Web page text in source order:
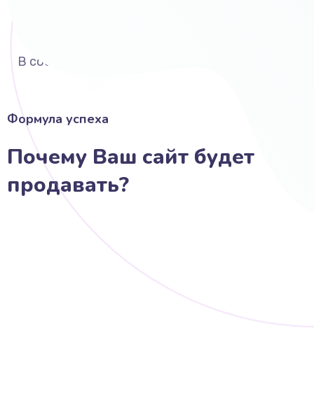
В соответствии со стандартами
Формула успеха
Почему Ваш сайт будет
продавать?